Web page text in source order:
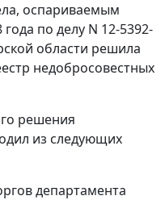
оспариваемым
по делу N 12-5392-
области решила
недобросовестных
решения
из следующих
департамента